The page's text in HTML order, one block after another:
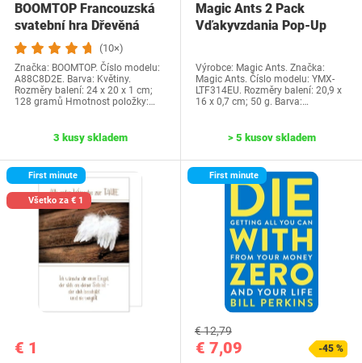
BOOMTOP Francouzská
svatební hra Dřevěná
cedulka a kvízové…
(10×)
Značka: BOOMTOP. Číslo modelu:
A88C8D2E. Barva: Květiny.
Rozměry balení: 24 x 20 x 1 cm;
128 gramů Hmotnost položky:…
3 kusy skladem
Magic Ants 2 Pack
Vďakyvzdania Pop-Up
Výrobce: Magic Ants. Značka:
Magic Ants. Číslo modelu: YMX-
LTF314EU. Rozměry balení: 20,9 x
16 x 0,7 cm; 50 g. Barva:…
> 5 kusov skladem
First minute
Všetko za € 1
€ 1
First minute
€ 7,09
€ 12,79
-45 %